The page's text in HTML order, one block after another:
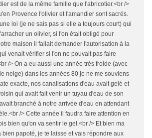
est de la même famille que l'abricotier.<br />
Provence l'olivier et l'amandier sont sacrés.
loi (je ne sais pas si elle a toujours court) qui
un olivier, si l'on était obligé pour
maison il fallait demander l'autorisation à la
venait vérifier si l'on ne pouvait pas faire
/> On a eu aussi une année très froide (avec
neige) dans les années 80 je ne me souviens
exacte, nos canalisations d'eau avait gelé et
qui avait fait venir un tuyau d'eau de son
branché à notre arrivée d'eau en attendant
/> Cette année il faudra faire attention en
bien qu'on va sentir le gel.<br /> Et bien ma
bien papoté, je te laisse et vais répondre aux